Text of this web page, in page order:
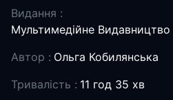
Видання :
Мультимедійне
Автор : Ольга Кобилянська
Тривалість : 11 год 35 хв